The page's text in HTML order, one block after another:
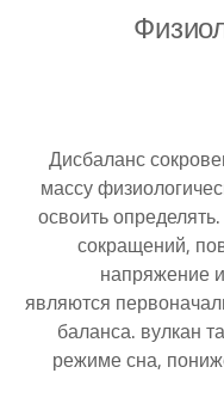
Дисбаланс
массу
освоить
сокращений,
напряжение
являются
баланса. вулкан
режиме сна,